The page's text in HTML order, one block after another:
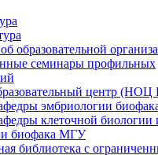
образовательной
семинары профильных
центр
эмбриологии
клеточной биологии
биофака МГУ
библиотека с